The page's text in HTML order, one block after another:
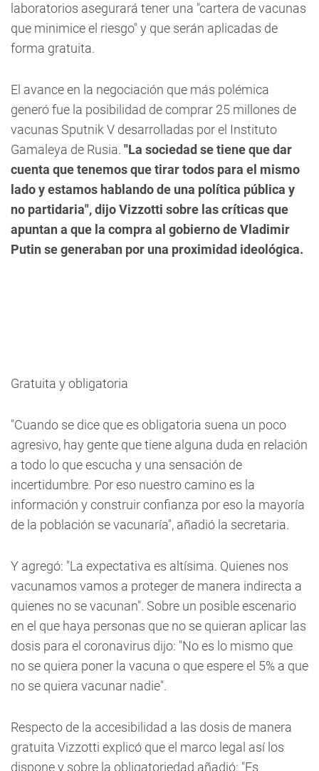
laboratorios asegurará tener una "cartera de vacunas
que minimice el riesgo" y que serán aplicadas de
forma gratuita.
El avance en la negociación que más polémica
generó fue la posibilidad de comprar 25 millones de
vacunas Sputnik V desarrolladas por el Instituto
Gamaleya de Rusia. "La sociedad se tiene que dar
cuenta que tenemos que tirar todos para el mismo
lado y estamos hablando de una política pública y
no partidaria", dijo Vizzotti sobre las críticas que
apuntan a que la compra al gobierno de Vladimir
Putin se generaban por una proximidad ideológica.
Gratuita y obligatoria
"Cuando se dice que es obligatoria suena un poco
agresivo, hay gente que tiene alguna duda en relación
a todo lo que escucha y una sensación de
incertidumbre. Por eso nuestro camino es la
información y construir confianza por eso la mayoría
de la población se vacunaría", añadió la secretaria.
Y agregó: "La expectativa es altísima. Quienes nos
vacunamos vamos a proteger de manera indirecta a
quienes no se vacunan". Sobre un posible escenario
en el que haya personas que no se quieran aplicar las
dosis para el coronavirus dijo: "No es lo mismo que
no se quiera poner la vacuna o que espere el 5% a que
no se quiera vacunar nadie".
Respecto de la accesibilidad a las dosis de manera
gratuita Vizzotti explicó que el marco legal así los
dispone y sobre la obligatoriedad añadió: "Es